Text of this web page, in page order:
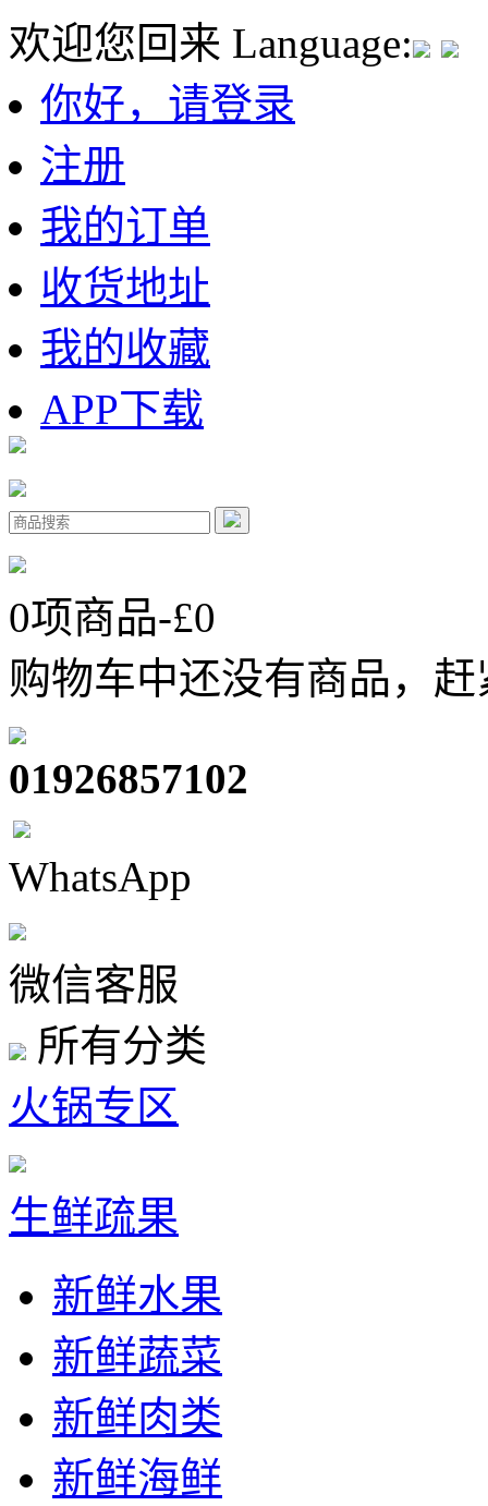
欢迎您回来 Language:
你好，请登录
注册
我的订单
收货地址
我的收藏
APP下载
0项商品-£0
购物车中还没有商品，
01926857102
WhatsApp
微信客服
所有分类
火锅专区
生鲜疏果
新鲜水果
新鲜蔬菜
新鲜肉类
新鲜海鲜